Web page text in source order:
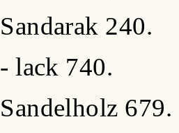
Sandarak 240.
- lack 740.
Sandelholz 679.